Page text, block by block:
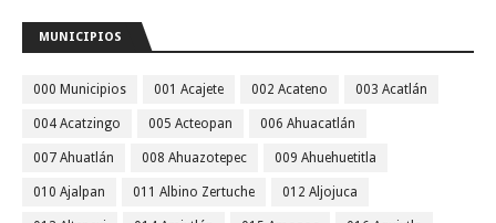
MUNICIPIOS
000 Municipios 001 Acajete 002 Acateno 003 Acatlán
004 Acatzingo 005 Acteopan 006 Ahuacatlán
007 Ahuatlán 008 Ahuazotepec 009 Ahuehuetitla
010 Ajalpan 011 Albino Zertuche 012 Aljojuca